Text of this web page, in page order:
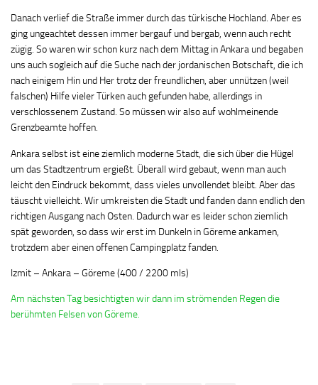
Danach verlief die Straße immer durch das türkische Hochland. Aber es
ging ungeachtet dessen immer bergauf und bergab, wenn auch recht
zügig. So waren wir schon kurz nach dem Mittag in Ankara und begaben
uns auch sogleich auf die Suche nach der jordanischen Botschaft, die ich
nach einigem Hin und Her trotz der freundlichen, aber unnützen (weil
falschen) Hilfe vieler Türken auch gefunden habe, allerdings in
verschlossenem Zustand. So müssen wir also auf wohlmeinende
Grenzbeamte hoffen.
Ankara selbst ist eine ziemlich moderne Stadt, die sich über die Hügel
um das Stadtzentrum ergießt. Überall wird gebaut, wenn man auch
leicht den Eindruck bekommt, dass vieles unvollendet bleibt. Aber das
täuscht vielleicht. Wir umkreisten die Stadt und fanden dann endlich den
richtigen Ausgang nach Osten. Dadurch war es leider schon ziemlich
spät geworden, so dass wir erst im Dunkeln in Göreme ankamen,
trotzdem aber einen offenen Campingplatz fanden.
Izmit – Ankara – Göreme (400 / 2200 mls)
Am nächsten Tag besichtigten wir dann im strömenden Regen die
berühmten Felsen von Göreme.